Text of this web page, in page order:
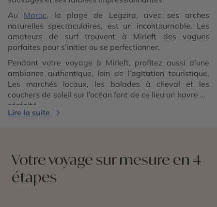
Au Maroc, la plage de Legzira, avec ses arches
naturelles spectaculaires, est un incontournable. Les
amateurs de surf trouvent à Mirleft des vagues
parfaites pour s’initier ou se perfectionner.
Pendant votre voyage à Mirleft, profitez aussi d’une
ambiance authentique, loin de l’agitation touristique.
Les marchés locaux, les balades à cheval et les
couchers de soleil sur l’océan font de ce lieu un havre de
sérénité.
Lire la suite
Votre voyage sur mesure en 4
étapes